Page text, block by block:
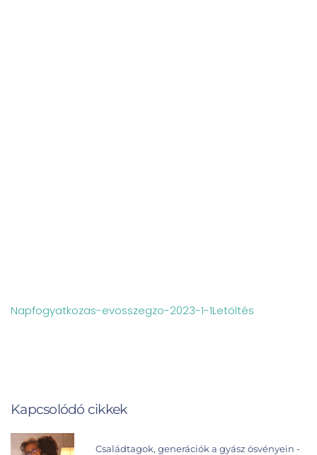
Napfogyatkozas-evosszegzo-2023-1-1Letöltés
Kapcsolódó cikkek
Családtagok, generációk a gyász ösvényein -